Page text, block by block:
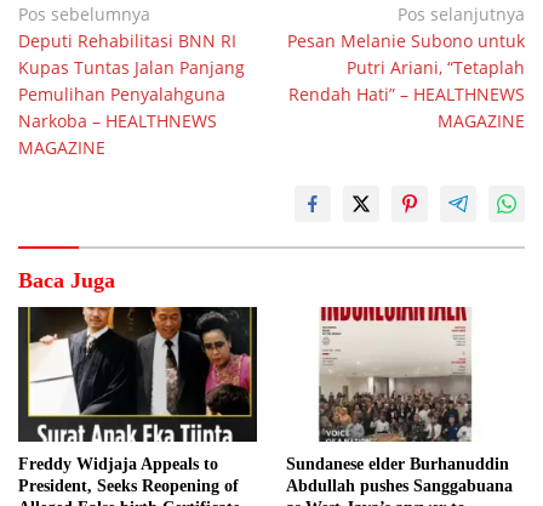
Navigasi
pos
Pos sebelumnya
Deputi Rehabilitasi BNN RI
Kupas Tuntas Jalan Panjang
Pemulihan Penyalahguna
Narkoba – HEALTHNEWS
MAGAZINE
Pos selanjutnya
Pesan Melanie Subono untuk
Putri Ariani, “Tetaplah
Rendah Hati” – HEALTHNEWS
MAGAZINE
Baca Juga
Freddy Widjaja Appeals to
President, Seeks Reopening of
Sundanese elder Burhanuddin
Abdullah pushes Sanggabuana